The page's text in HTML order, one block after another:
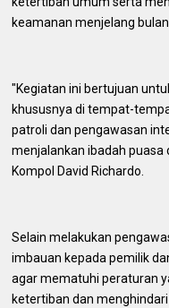
keamanan menjelang
"Kegiatan ini bertujuan
khususnya di tempat-
patroli dan pengawasan
menjalankan ibadah puasa
Kompol David Richardo.
Selain melakukan
imbauan kepada pemilik
agar mematuhi peraturan
ketertiban dan